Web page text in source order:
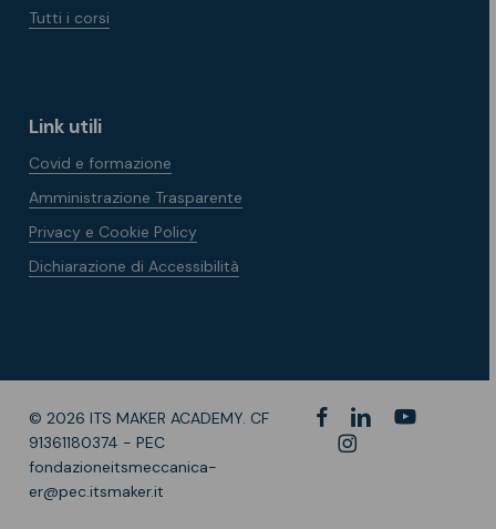
Tutti i corsi
Link utili
Covid e formazione
Amministrazione Trasparente
Privacy e Cookie Policy
Dichiarazione di Accessibilità
© 2026 ITS MAKER ACADEMY. CF
91361180374 - PEC
fondazioneitsmeccanica-
er@pec.itsmaker.it
facebooklinkedinyoutube
instagram